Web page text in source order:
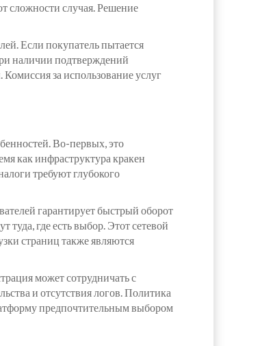
сложности случая. Решение
Если покупатель пытается
наличии подтверждений
за использование услуг
Во-первых, это
как инфраструктура кракен
требуют глубокого
гарантирует быстрый оборот
туда, где есть выбор. Этот сетевой
страниц также являются
может сотрудничать с
и отсутствия логов. Политика
предпочтительным выбором